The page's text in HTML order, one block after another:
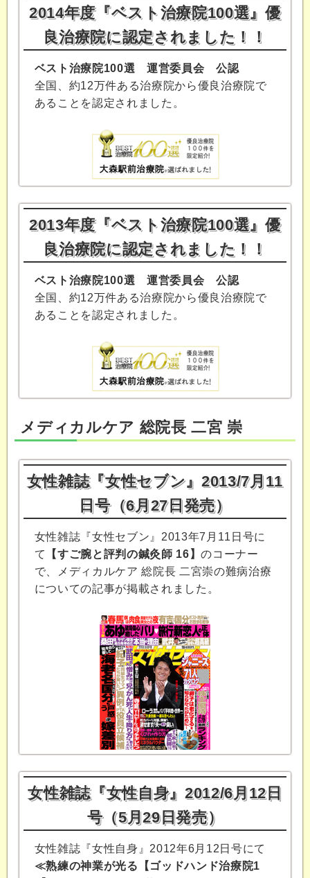
2014年度『ベスト治療院100選』優
良治療院に認定されました！！
ベスト治療院100選 運営委員会 公認
全国、約12万件ある治療院から優良治療院で
あることを認定されました。
2013年度『ベスト治療院100選』優
良治療院に認定されました！！
ベスト治療院100選 運営委員会 公認
全国、約12万件ある治療院から優良治療院で
あることを認定されました。
メディカルケア 総院長 二宮 崇
女性雑誌『女性セブン』2013/7月11
日号（6月27日発売）
女性雑誌『女性セブン』2013年7月11日号に
て
【すご腕と評判の鍼灸師 16】のコーナー
で、メディカルケア 総院長 二宮崇の難病治療
についての記事が掲載されました。
女性雑誌『女性自身』2012/6月12日
号（5月29日発売）
女性雑誌『女性自身』2012年6月12日号にて
≪熟練の神業が光る【ゴッドハンド治療院1